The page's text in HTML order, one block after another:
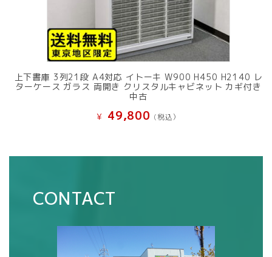
上下書庫 3列21段 A4対応 イトーキ W900 H450 H2140 レ
ターケース ガラス 両開き クリスタルキャビネット カギ付き
中古
¥ 49,800 (税込）
CONTACT